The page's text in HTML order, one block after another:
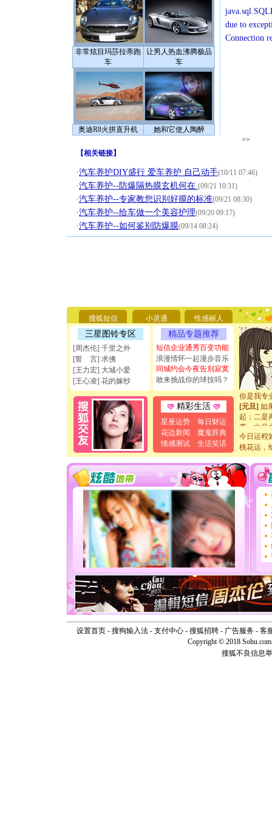
非常炫目玛莎拉蒂跑
车
让男人热血沸腾极品
车
奥迪R8火拼直升机 她和它使人陶醉
due to
Connection
>>
【相关链接】
·汽车养护DIY盛行 爱车养护 自己动手(10/11 07:46)
·汽车养护--防爆隔热膜玄机何在 (09/21 10:31)
·汽车养护--专家教您识别好膜的标准(09/21 08:30)
·汽车养护--给车做一个美容护理(09/20 09:17)
·汽车养护--如何鉴别防爆膜(09/14 08:24)
搜狐短信 小灵通 性感丽人
三星图铃专区
[周杰伦] 千里之外
[誓 言] 求佛
[王力宏] 大城小爱
[王心凌] 花的嫁纱
精品专题推荐
短信企业通秀百变功能
浪漫情怀一起漫步音乐
同城约会今夜告别寂寞
敢来挑战你的球技吗？
精彩生活
星座运势
每日财运
花边新闻
魔鬼辞典
情感测试
生活笑话
要平安！
[圣诞节]
能正大光
天都要快
[圣诞节]
如意,快
[元旦]看
断电。爱
你是我专
[元旦] 如
起；二是
离。水晶
[元旦]当
泣，这痛
[春节]风
颜！冬
道一声平
[春节]
传
片叶子
送你一
[圣诞节]
你太多
要平安
[圣诞节]
能正大
天都要快
[圣诞节]
如意,快
[元旦]看
你是我专
[元旦] 如
起；二是
今日运程
桃花运，
设置首页- 搜狗输入法- 支付中心- 搜狐招聘- 广告服务- 客
Copyright © 2018
搜狐不良信息